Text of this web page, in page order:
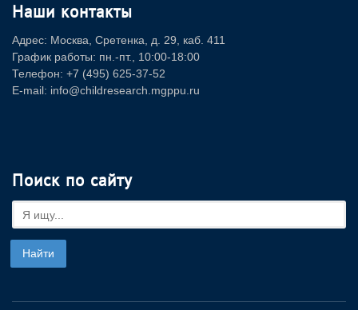
Наши контакты
Адрес: Москва, Сретенка, д. 29, каб. 411
График работы: пн.-пт., 10:00-18:00
Телефон: +7 (495) 625-37-52
E-mail: info@childresearch.mgppu.ru
Поиск по сайту